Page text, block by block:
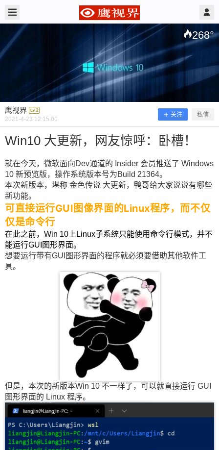
268°
鹰视界
2021-4-23 12:15:00
关注 私信
Win10 大更新，网友惊呼：卧槽！
就在今天，微软面向Dev通道的 Insider 会员推送了 Windows
10 新预览版，操作系统版本号为Build 21364。
本次新版本，堪称 金色传说 大更新，鸭哥给大家说说有哪些
新功能。
可直接运行GUI图像界面的Linux程序，而不仅
仅是命令行
在此之前，Win 10上Linux子系统只能使用命令行模式，并不
能运行GUI图形界面。
想要运行带有GUI图形界面的程序就必须要借助其他软件工
具。
但是，本次的新版本Win 10 不一样了，可以就直接运行 GUI
图形界面的 Linux 程序。
鹰视界 @ 鹰视界 2021/4/23
Win10 大更新，网友惊呼：卧槽！
就在今天，微软面向Dev通道的 Insider 会员推送了
Windows 10 新预览版，操作系统版本号为Build 21
364。 本次新版本，堪称 金色传说 大更新，鸭哥给
大家说说有哪些新功能。 可直接运行GUI图像界面
的Linux程序，而不仅仅是命令行 在此之前，Win 1
0上Linux子系统只能使用命令行模式，并不能运行
GUI图形界面。 想要运行带有GUI图形界面的程序
就必须要借助其他软件工具。 但是，本次的新版本
Win 10 不一样了，可以就直接运行 GUI 图形界面
的 Linux 程序。 任务管理支持Edge子进程分析 在
新的任务管理器中，我们可以在Edge目录树下查看
到标签、GPU、扩展插件等主要项目的资源占用情
况，并且配有分类图标便于大家识别。 以往只能通
过 Chromium 的自带管理器查看，现在可以直接在
任务管理器中查看 Edge 的资源消耗情况。 Eco
（节能模式） 节能模式（Eco Mode），也就是限
制程序的资源调用、降低功耗，从而为其它进程腾
让出更多CPU、内存等资源以加快运行，对于配置
有限或者笔记本用户来说，是非常不错的功能。 举
个例子，Google Chrome太吃电脑资源了，整的电
扫描二维码继续阅读